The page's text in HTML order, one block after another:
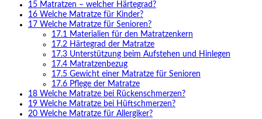
15 Matratzen – welcher Härtegrad?
16 Welche Matratze für Kinder?
17 Welche Matratze für Senioren?
17.1 Materialien für den Matratzenkern
17.2 Härtegrad der Matratze
17.3 Unterstützung beim Aufstehen und Hinlegen
17.4 Matratzenbezug
17.5 Gewicht einer Matratze für Senioren
17.6 Pflege der Matratze
18 Welche Matratze bei Rückenschmerzen?
19 Welche Matratze bei Hüftschmerzen?
20 Welche Matratze für Allergiker?